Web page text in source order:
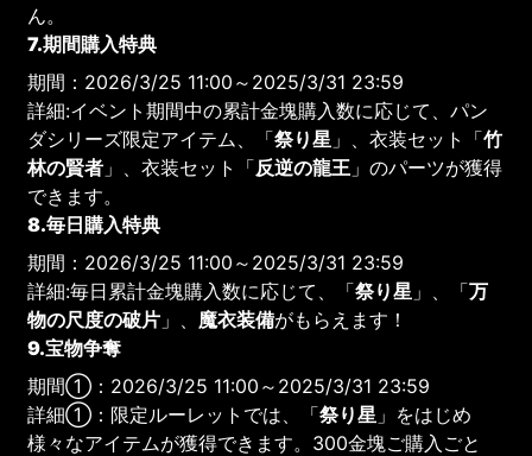
ん。
7.期間購入特典
期間：2026/3/25 11:00～2025/3/31 23:59
詳細:イベント期間中の累計金塊購入数に応じて、パン
ダシリーズ限定アイテム、「祭り星 」、衣装セット「竹
林の賢者 」、衣装セット「反逆の龍王 」のパーツが獲得
できます。
8.毎日購入特典
期間：2026/3/25 11:00～2025/3/31 23:59
詳細:毎日累計金塊購入数に応じて、「祭り星 」、「万
物の尺度の破片 」、 魔衣装備がもらえます！
9.宝物争奪
期間①：2026/3/25 11:00～2025/3/31 23:59
詳細①：限定ルーレットでは、「祭り星 」をはじめ
様々なアイテムが獲得できます。300金塊ご購入ごと